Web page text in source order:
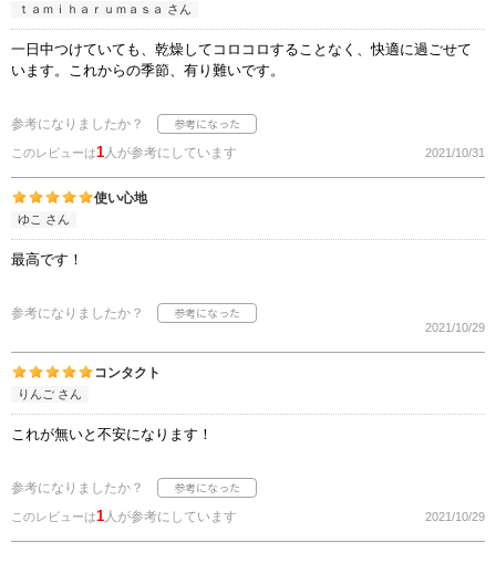
ｔａｍｉｈａｒｕｍａｓａ さん
一日中つけていても、乾燥してコロコロすることなく、快適に過ごせて
います。これからの季節、有り難いです。
参考になりましたか？
このレビューは1人が参考にしています 2021/10/31
使い心地
ゆこ さん
最高です！
参考になりましたか？
2021/10/29
コンタクト
りんご さん
これが無いと不安になります！
参考になりましたか？
このレビューは1人が参考にしています 2021/10/29